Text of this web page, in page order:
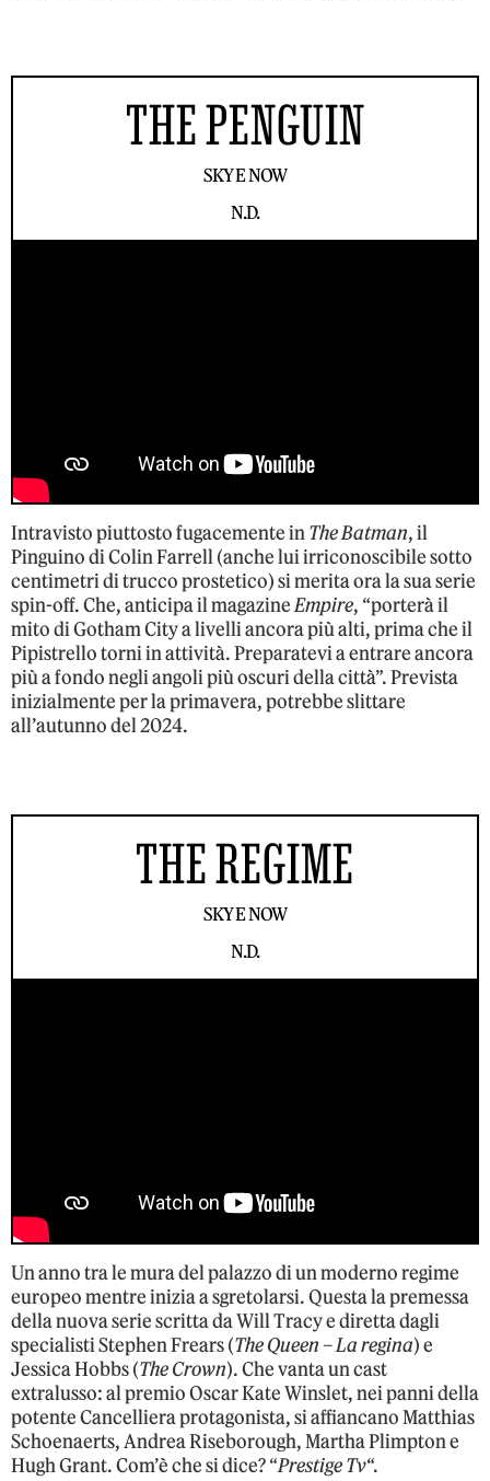
THE PENGUIN
SKY E NOW
N.D.
Intravisto piuttosto fugacemente inThe Batman, il
Pinguino di Colin Farrell (anche lui irriconoscibile sotto
centimetri di trucco prostetico) si merita ora la sua serie
spin-off. Che, anticipa il magazineEmpire, “porterà il
mito di Gotham City a livelli ancora più alti, prima che il
Pipistrello torni in attività. Preparatevi a entrare ancora
più a fondo negli angoli più oscuri della città”. Prevista
inizialmente per la primavera, potrebbe slittare
all’autunno del 2024.
THE REGIME
SKY E NOW
N.D.
Un anno tra le mura del palazzo di un moderno regime
europeo mentre inizia a sgretolarsi. Questa la premessa
della nuova serie scritta da Will Tracy e diretta dagli
specialisti Stephen Frears (The Queen – La regina) e
Jessica Hobbs (The Crown). Che vanta un cast
extralusso: al premio Oscar Kate Winslet, nei panni della
potente Cancelliera protagonista, si affiancano Matthias
Schoenaerts, Andrea Riseborough, Martha Plimpton e
Hugh Grant. Com’è che si dice? “Prestige Tv“.